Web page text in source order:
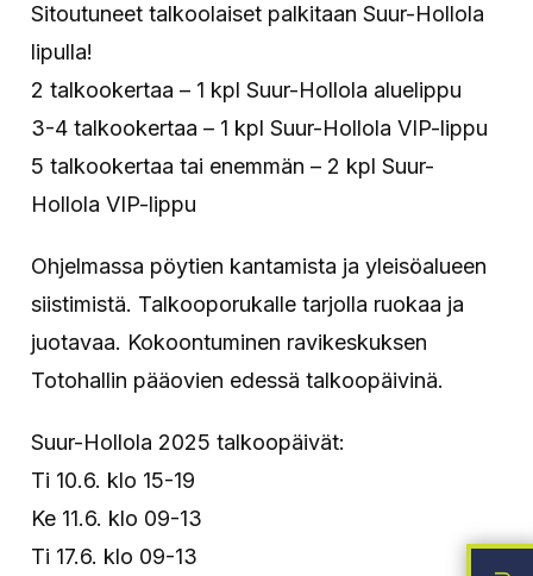
Sitoutuneet talkoolaiset palkitaan Suur-Hollola
lipulla!
2 talkookertaa – 1 kpl Suur-Hollola aluelippu
3-4 talkookertaa – 1 kpl Suur-Hollola VIP-lippu
5 talkookertaa tai enemmän – 2 kpl Suur-
Hollola VIP-lippu
Ohjelmassa pöytien kantamista ja yleisöalueen
siistimistä. Talkooporukalle tarjolla ruokaa ja
juotavaa. Kokoontuminen ravikeskuksen
Totohallin pääovien edessä talkoopäivinä.
Suur-Hollola 2025 talkoopäivät:
Ti 10.6. klo 15-19
Ke 11.6. klo 09-13
Ti 17.6. klo 09-13